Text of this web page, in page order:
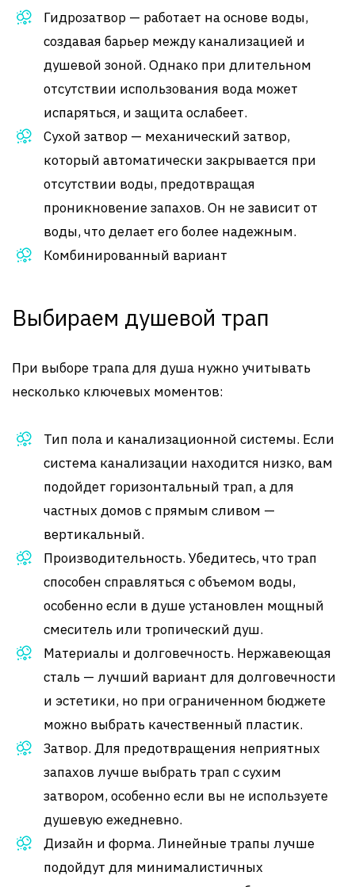
Гидрозатвор — работает на основе воды,
создавая барьер между канализацией и
душевой зоной. Однако при длительном
отсутствии использования вода может
испаряться, и защита ослабеет.
Сухой затвор — механический затвор,
который автоматически закрывается при
отсутствии воды, предотвращая
проникновение запахов. Он не зависит от
воды, что делает его более надежным.
Комбинированный вариант
Выбираем душевой трап
При выборе трапа для душа нужно учитывать
несколько ключевых моментов:
Тип пола и канализационной системы. Если
система канализации находится низко, вам
подойдет горизонтальный трап, а для
частных домов с прямым сливом —
вертикальный.
Производительность. Убедитесь, что трап
способен справляться с объемом воды,
особенно если в душе установлен мощный
смеситель или тропический душ.
Материалы и долговечность. Нержавеющая
сталь — лучший вариант для долговечности
и эстетики, но при ограниченном бюджете
можно выбрать качественный пластик.
Затвор. Для предотвращения неприятных
запахов лучше выбрать трап с сухим
затвором, особенно если вы не используете
душевую ежедневно.
Дизайн и форма. Линейные трапы лучше
подойдут для минималистичных